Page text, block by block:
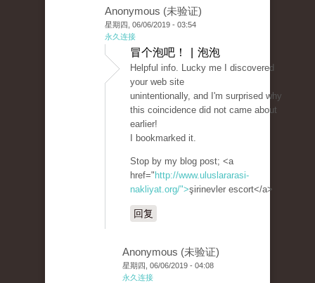
Anonymous (未验证)
星期四, 06/06/2019 - 03:54
永久连接
冒个泡吧！ | 泡泡
Helpful info. Lucky me I discovered
your web site
unintentionally, and I'm surprised why
this coincidence did not came about
earlier!
I bookmarked it.
Stop by my blog post; <a
href=" http://www.uluslararasi-
nakliyat.org/">şirinevler escort</a>
回复
Anonymous (未验证)
星期四, 06/06/2019 - 04:08
永久连接